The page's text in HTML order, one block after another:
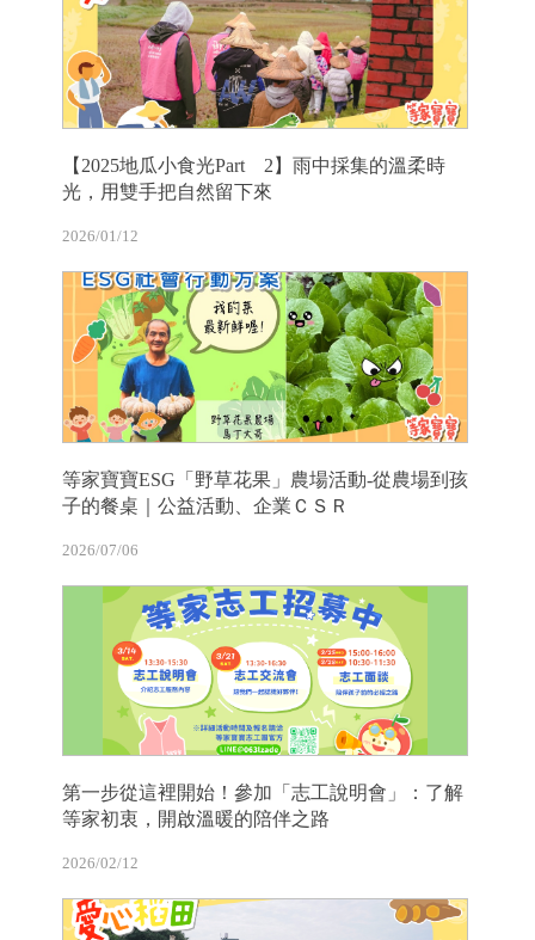
【2025地瓜小食光Part 2】雨中採集的溫柔時
光，用雙手把自然留下來
2026/01/12
等家寶寶ESG「野草花果」農場活動-從農場到孩
子的餐桌｜公益活動、企業ＣＳＲ
2026/07/06
第一步從這裡開始！參加「志工說明會」：了解
等家初衷，開啟溫暖的陪伴之路
2026/02/12